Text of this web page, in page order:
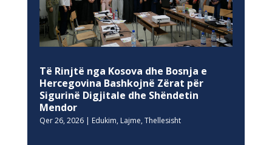
Të Rinjtë nga Kosova dhe Bosnja e
Hercegovina Bashkojnë Zërat për
Sigurinë Digjitale dhe Shëndetin
Mendor
Qer 26, 2026| Edukim, Lajme, Thellesisht